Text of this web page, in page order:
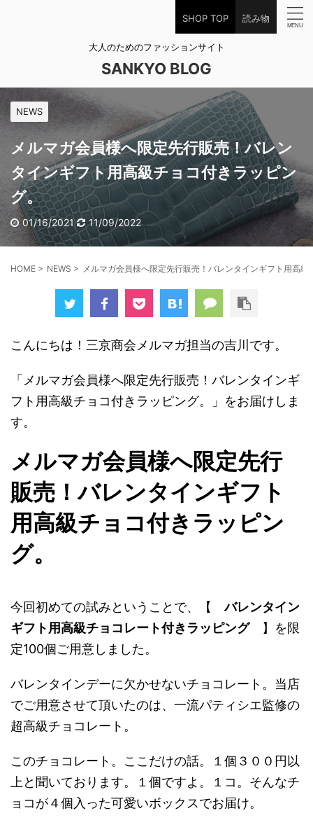
SHOP TOP 読み物
大人のためのファッションサイト
SANKYO BLOG
NEWS
メルマガ会員様へ限定先行販売！バレン
タインギフト用高級チョコ付きラッピン
グ。
01/16/2021 11/09/2022
HOME > NEWS > メルマガ会員様へ限定先行販売！バレンタインギフト用高級
こんにちは！三京商会メルマガ担当の吉川です。
「メルマガ会員様へ限定先行販売！バレンタインギ
フト用高級チョコ付きラッピング。」をお届けしま
す。
メルマガ会員様へ限定先行
販売！バレンタインギフト
用高級チョコ付きラッピン
グ。
今回初めての試みということで、【バレンタイン
ギフト用高級チョコレート付きラッピング】を限
定100個ご用意しました。
バレンタインデーに欠かせないチョコレート。当店
でご用意させて頂いたのは、一流パティシエ監修の
超高級チョコレート。
このチョコレート。ここだけの話。１個３００円以
上と聞いております。１個ですよ。１コ。そんなチ
ョコが４個入った可愛いボックスでお届け。